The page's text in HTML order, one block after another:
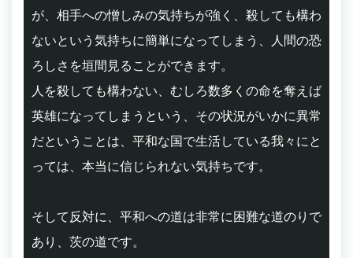
が、相手への憎しみの気持ちが強く、殺しても構わ
ないという気持ちに簡単になってしまう、人間の恐
ろしさを垣間見ることができます。
人を殺しても構わない、むしろ数多くの命を奪えば
英雄になってしまうという、その状況がいかに異常
だということは、平和な国で生活している我々にと
っては、本当に信じられない気持ちです。
そして反対に、平和への道は非常に困難な道のりで
あり、茨の道です。